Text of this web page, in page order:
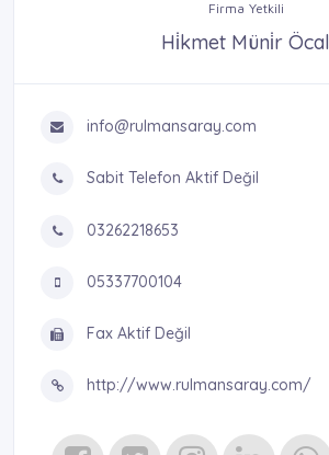
Firma Yetkili
Hi̇kmet Müni̇r Öcal
info@rulmansaray.com
Sabit Telefon Aktif Değil
03262218653
05337700104
Fax Aktif Değil
http://www.rulmansaray.com/